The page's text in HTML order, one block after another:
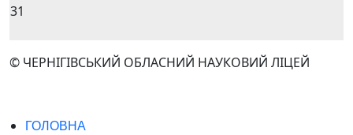
31
© ЧЕРНІГІВСЬКИЙ ОБЛАСНИЙ НАУКОВИЙ ЛІЦЕЙ
ГОЛОВНА